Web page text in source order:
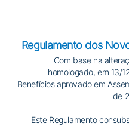
Regulamento dos
Com base na
homologado, em 13/
Benefícios aprovado em
de
Este Regulamento